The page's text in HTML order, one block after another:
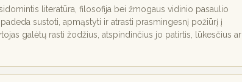
literatūra, filosofija bei žmogaus vidinio pasaulio
sustoti, apmąstyti ir atrasti prasmingesnį požiūrį į
galėtų rasti žodžius, atspindinčius jo patirtis, lūkesčius ar